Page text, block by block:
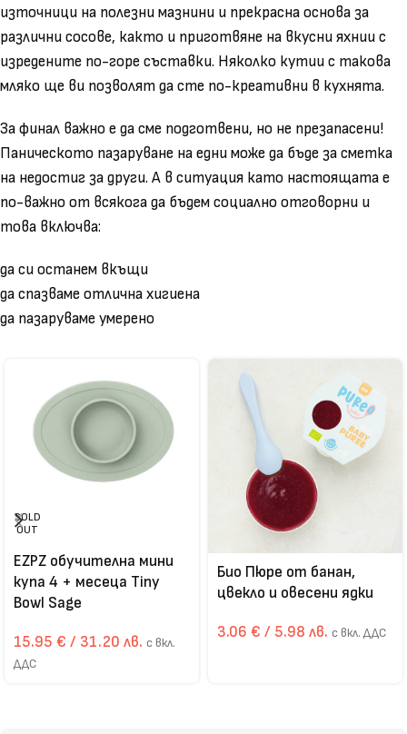
източници на полезни мазнини и прекрасна основа за
различни сосове, както и приготвяне на вкусни яхнии с
изредените по-горе съставки. Няколко кутии с такова
мляко ще ви позволят да сте по-креативни в кухнята.
За финал важно е да сме подготвени, но не презапасени!
Паническото пазаруване на едни може да бъде за сметка
на недостиг за други. А в ситуация като настоящата е
по-важно от всякога да бъдем социално отговорни и
това включва:
да си останем вкъщи
да спазваме отлична хигиена
да пазаруваме умерено
SOLD
OUT
EZPZ обучителна мини
купа 4 + месеца Tiny
Bowl Sage
15.95 € / 31.20 лв. с вкл.
ДДС
Био Пюре от банан,
цвекло и овесени ядки
3.06 € / 5.98 лв. с вкл. ДДС